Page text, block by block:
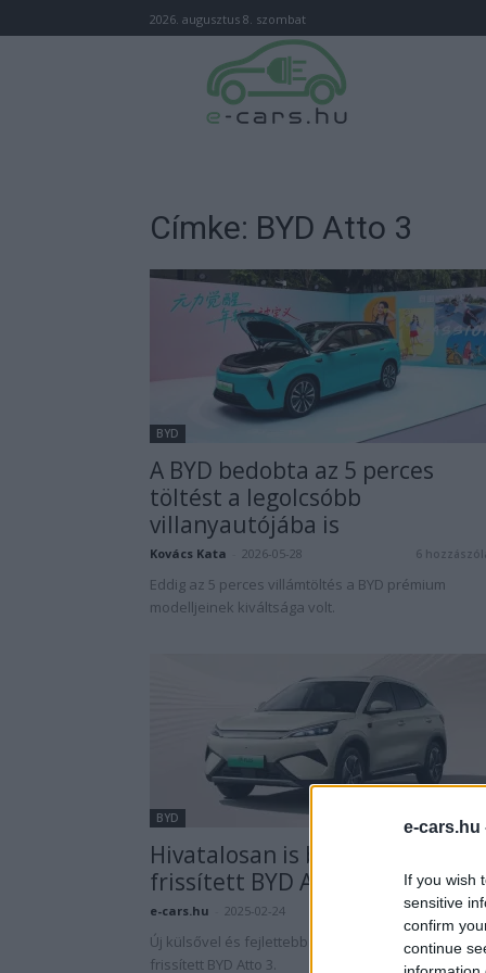
e-cars.hu
If you wish
sensitive
confirm
continue
2026. augusztus 8. szombat
Címke: BYD Atto 3
BYD
A BYD bedobta az 5 perces
töltést a legolcsóbb
villanyautójába is
Kovács Kata 2026-05-28 6
Eddig az 5 perces villámtöltés a BYD prémium
modelljeinek kiváltsága volt.
BYD
Hivatalosan is bemutatkozott a
frissített BYD Atto 3 Kínában
e-cars.hu 2025-02-24 4
Új külsővel és fejlettebb technológiával érkezik a
frissített BYD Atto 3.